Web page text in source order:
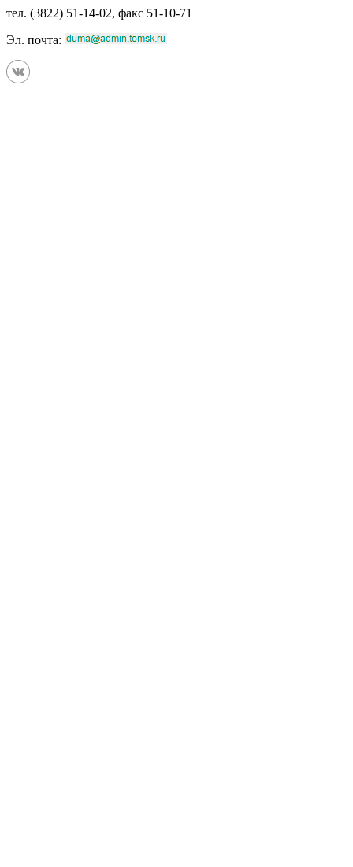
тел. (3822) 51-14-02, факс 51-10-71
Эл. почта: